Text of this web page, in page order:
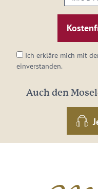
E-
Mail-
Adresse:
Ich erkläre mich mit
einverstanden.
Auch den